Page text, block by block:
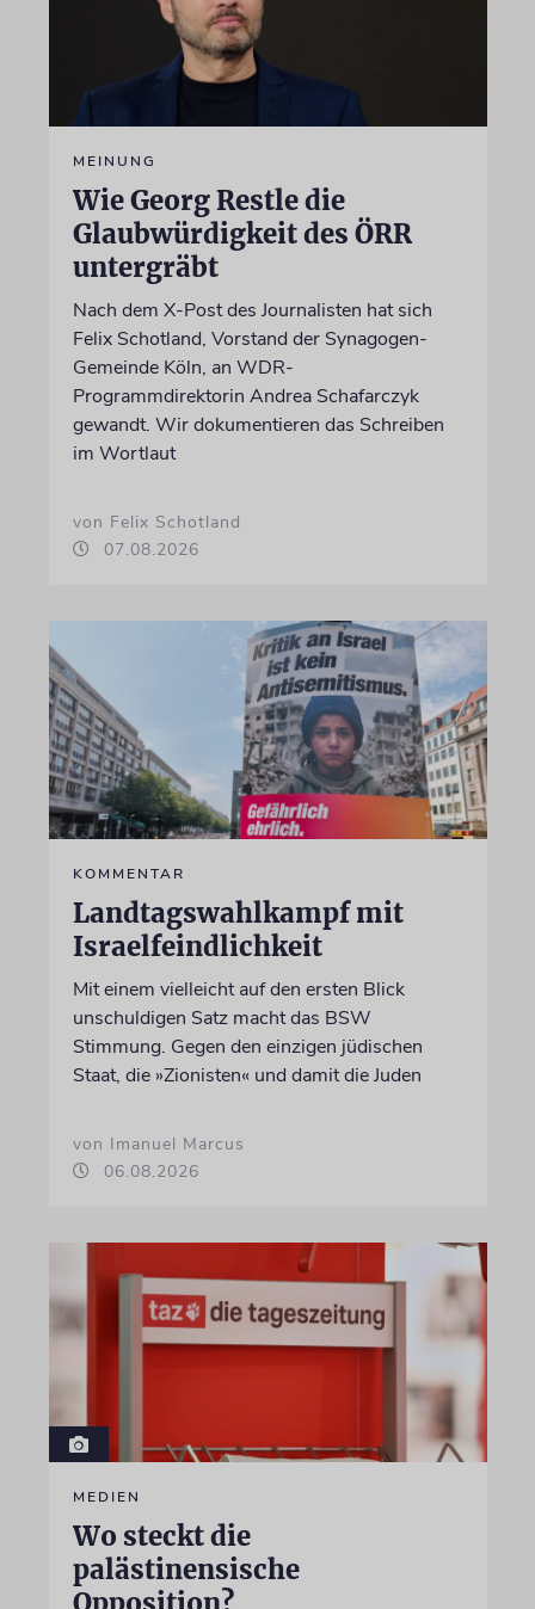
MEINUNG
Wie Georg Restle die
Glaubwürdigkeit des ÖRR
untergräbt
Nach dem X-Post des Journalisten hat sich
Felix Schotland, Vorstand der Synagogen-
Gemeinde Köln, an WDR-
Programmdirektorin Andrea Schafarczyk
gewandt. Wir dokumentieren das Schreiben
im Wortlaut
von Felix Schotland
07.08.2026
KOMMENTAR
Landtagswahlkampf mit
Israelfeindlichkeit
Mit einem vielleicht auf den ersten Blick
unschuldigen Satz macht das BSW
Stimmung. Gegen den einzigen jüdischen
Staat, die »Zionisten« und damit die Juden
von Imanuel Marcus
06.08.2026
MEDIEN
Wo steckt die
palästinensische